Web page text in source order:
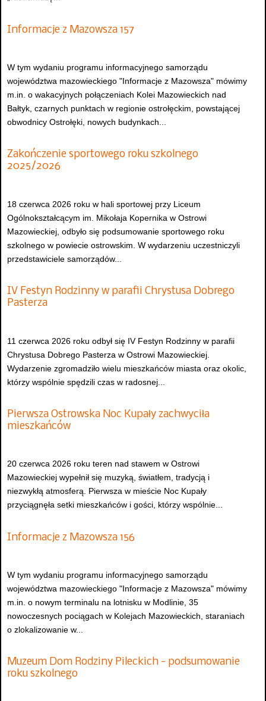
Informacje z Mazowsza 157
W tym wydaniu programu informacyjnego samorządu
województwa mazowieckiego "Informacje z Mazowsza" mówimy
m.in. o wakacyjnych połączeniach Kolei Mazowieckich nad
Bałtyk, czarnych punktach w regionie ostrołęckim, powstającej
obwodnicy Ostrołęki, nowych budynkach...
Zakończenie sportowego roku szkolnego
2025/2026
18 czerwca 2026 roku w hali sportowej przy Liceum
Ogólnokształcącym im. Mikołaja Kopernika w Ostrowi
Mazowieckiej, odbyło się podsumowanie sportowego roku
szkolnego w powiecie ostrowskim. W wydarzeniu uczestniczyli
przedstawiciele samorządów...
IV Festyn Rodzinny w parafii Chrystusa Dobrego
Pasterza
11 czerwca 2026 roku odbył się IV Festyn Rodzinny w parafii
Chrystusa Dobrego Pasterza w Ostrowi Mazowieckiej.
Wydarzenie zgromadziło wielu mieszkańców miasta oraz okolic,
którzy wspólnie spędzili czas w radosnej...
Pierwsza Ostrowska Noc Kupały zachwyciła
mieszkańców
20 czerwca 2026 roku teren nad stawem w Ostrowi
Mazowieckiej wypełnił się muzyką, światłem, tradycją i
niezwykłą atmosferą. Pierwsza w mieście Noc Kupały
przyciągnęła setki mieszkańców i gości, którzy wspólnie...
Informacje z Mazowsza 156
W tym wydaniu programu informacyjnego samorządu
województwa mazowieckiego "Informacje z Mazowsza" mówimy
m.in. o nowym terminalu na lotnisku w Modlinie, 35
nowoczesnych pociągach w Kolejach Mazowieckich, staraniach
o zlokalizowanie w...
Muzeum Dom Rodziny Pileckich - podsumowanie
roku szkolnego